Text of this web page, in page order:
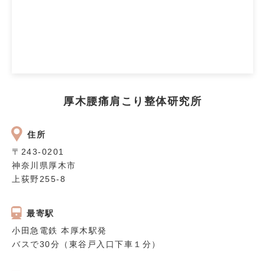
厚木腰痛肩こり整体研究所
住所
〒243‐0201
神奈川県厚木市
上荻野255-8
最寄駅
小田急電鉄 本厚木駅発
バスで30分（東谷戸入口下車１分）